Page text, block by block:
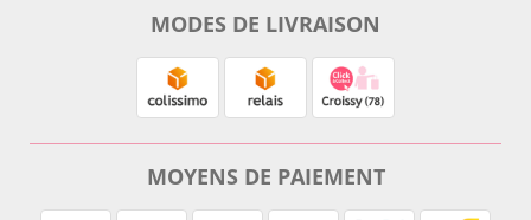
MODES DE LIVRAISON
MOYENS DE PAIEMENT